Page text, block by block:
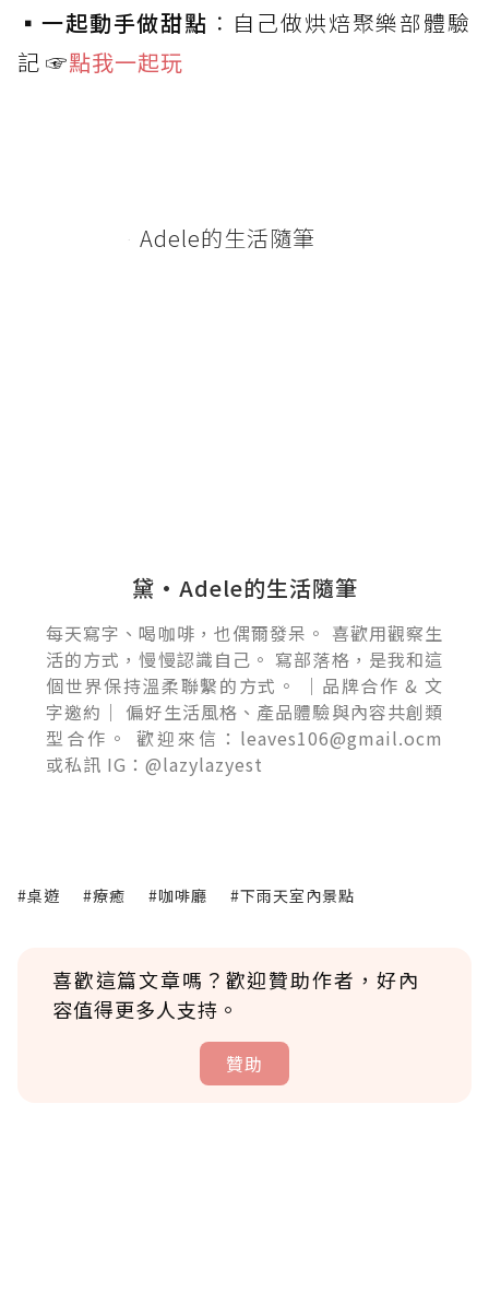
▪️ 一起動手做甜點 ：自己做烘焙聚樂部體驗
記 ☞點我一起玩
黛•Adele的生活隨筆
每天寫字、喝咖啡，也偶爾發呆。 喜歡用觀察生
活的方式，慢慢認識自己。 寫部落格，是我和這
個世界保持溫柔聯繫的方式。 ｜品牌合作 & 文
字邀約｜ 偏好生活風格、產品體驗與內容共創類
型合作。 歡迎來信：leaves106@gmail.ocm
或私訊 IG：@lazylazyest
#桌遊 #療癒 #咖啡廳 #下雨天室內景點
喜歡這篇文章嗎？歡迎贊助作者，好內
容值得更多人支持。
贊助